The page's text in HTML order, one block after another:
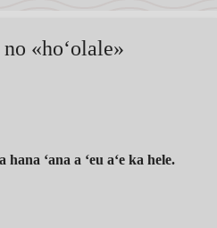
«hoʻolale»
hana ʻana a ʻeu aʻe ka hele.